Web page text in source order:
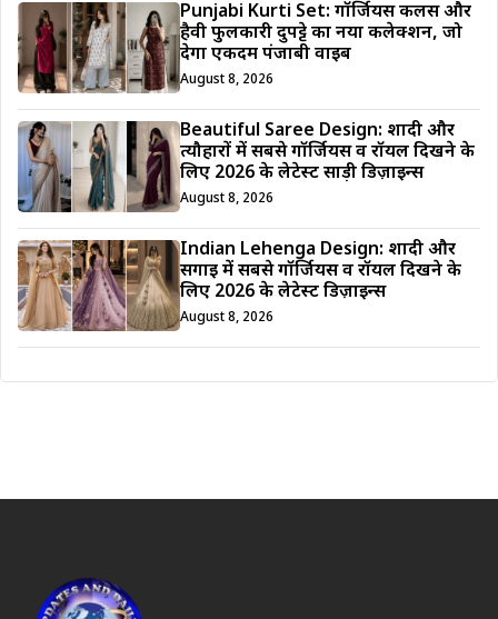
Punjabi Kurti Set: गॉर्जियस कलर्स और
हैवी फुलकारी दुपट्टे का नया कलेक्शन, जो
देगा एकदम पंजाबी वाइब
August 8, 2026
Beautiful Saree Design: शादी और
त्यौहारों में सबसे गॉर्जियस व रॉयल दिखने के
लिए 2026 के लेटेस्ट साड़ी डिज़ाइन्स
August 8, 2026
Indian Lehenga Design: शादी और
सगाई में सबसे गॉर्जियस व रॉयल दिखने के
लिए 2026 के लेटेस्ट डिज़ाइन्स
August 8, 2026